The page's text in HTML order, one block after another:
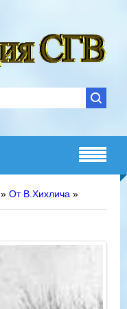
» От В.Хихлича »